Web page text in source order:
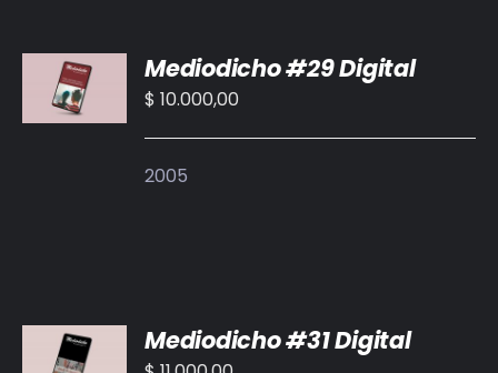
RED EOL
MEDIODICHO
AL
CARRITO
/
Mediodicho #29 Digital
$ 10.000,00
2005
AL
CARRITO
Mediodicho #31 Digital